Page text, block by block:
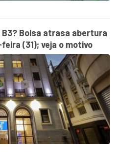
Bolsa atrasa abertura
(31); veja o motivo